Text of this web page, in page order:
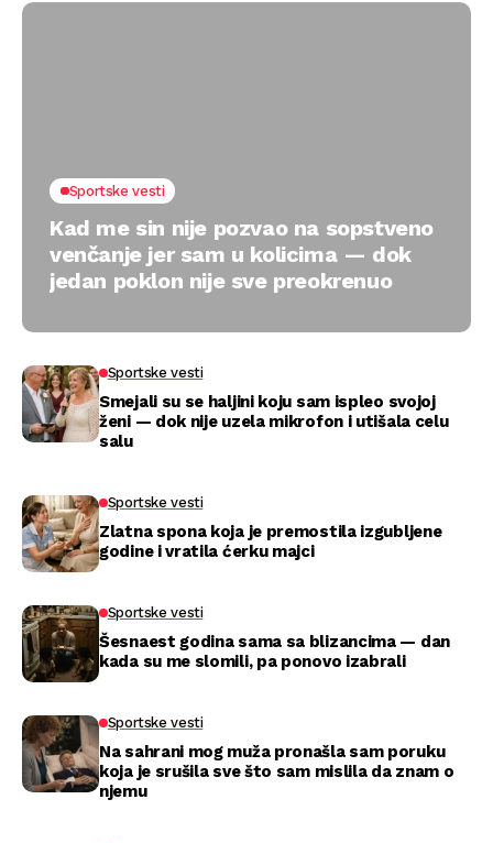
Sportske vesti
Kad me sin nije pozvao na sopstveno
venčanje jer sam u kolicima — dok
jedan poklon nije sve preokrenuo
Sportske vesti
Smejali su se haljini koju sam ispleo svojoj
ženi — dok nije uzela mikrofon i utišala celu
salu
Sportske vesti
Zlatna spona koja je premostila izgubljene
godine i vratila ćerku majci
Sportske vesti
Šesnaest godina sama sa blizancima — dan
kada su me slomili, pa ponovo izabrali
Sportske vesti
Na sahrani mog muža pronašla sam poruku
koja je srušila sve što sam mislila da znam o
njemu